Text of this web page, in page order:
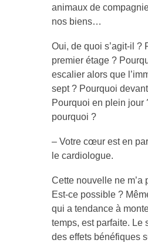
animaux de
nos biens…
Oui, de quoi s’agit-il ?
premier étage ?
escalier alors que
sept ? Pourquoi
Pourquoi en plein jour
pourquoi ?
– Votre cœur est en
le cardiologue.
Cette nouvelle ne m’a
Est-ce possible ?
qui a tendance à
temps, est parfaite. Le
des effets bénéfiques